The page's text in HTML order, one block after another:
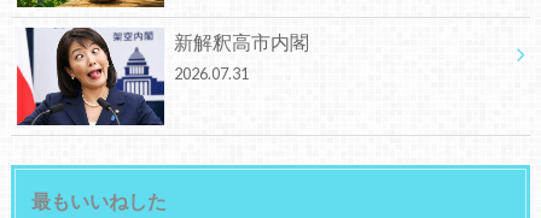
新解釈高市内閣
2026.07.31
最もいいねした